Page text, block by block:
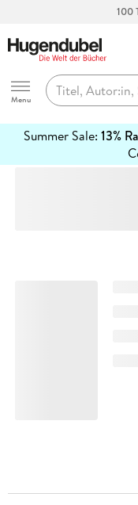
100
Hugendubel
Menu
Summer Sale: 13%
erfahren